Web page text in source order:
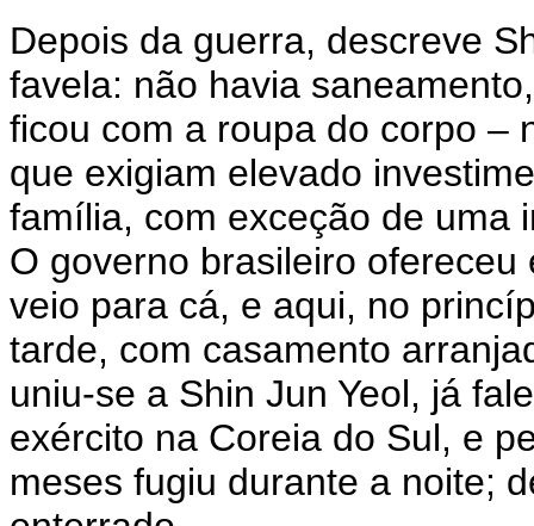
Depois da guerra, descreve
favela: não havia
ficou com a roupa do corpo –
que exigiam elevado
família, com exceção de uma
O governo brasileiro
veio para cá, e aqui, no
tarde, com casamento
uniu-se a Shin Jun Yeol, já
exército na Coreia do Sul, e
meses fugiu durante a noite;